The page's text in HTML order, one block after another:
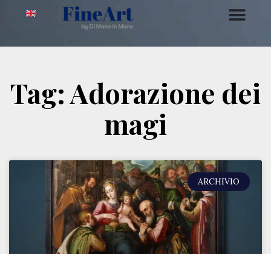
Tag: Adorazione dei
magi
ARCHIVIO